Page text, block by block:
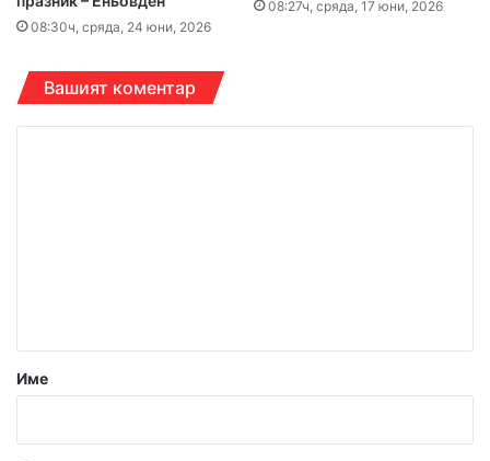
08:30ч, сряда, 24 юни, 2026
08:27ч, сряда, 17 юни, 2026
Вашият коментар
р
Име